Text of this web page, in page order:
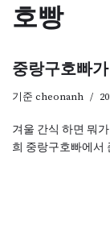
뛰
기
호빵
중랑구호빠
기준 cheonanh
겨울 간식 하면 뭐
희 중랑구호빠에서